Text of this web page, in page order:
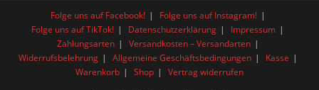
Folge uns auf Facebook!
Folge uns auf Instagram!
Folge uns auf TikTok!
Datenschutzerklärung
Impressum
Zahlungsarten
Versandkosten – Versandarten
Widerrufsbelehrung
Allgemeine Geschäftsbedingungen
Kasse
Warenkorb
Shop Vertrag widerrufen